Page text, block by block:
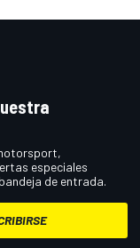
especiales
de entrada.